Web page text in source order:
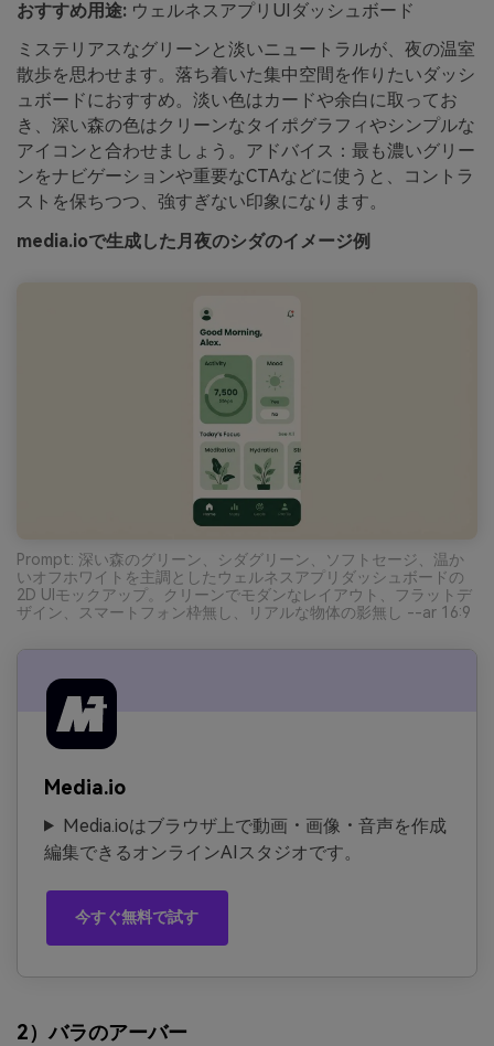
おすすめ用途: ウェルネスアプリUIダッシュボード
ミステリアスなグリーンと淡いニュートラルが、夜の温室
散歩を思わせます。落ち着いた集中空間を作りたいダッシ
ュボードにおすすめ。淡い色はカードや余白に取ってお
き、深い森の色はクリーンなタイポグラフィやシンプルな
アイコンと合わせましょう。アドバイス：最も濃いグリー
ンをナビゲーションや重要なCTAなどに使うと、コントラ
ストを保ちつつ、強すぎない印象になります。
media.ioで生成した月夜のシダのイメージ例
Prompt: 深い森のグリーン、シダグリーン、ソフトセージ、温か
いオフホワイトを主調としたウェルネスアプリダッシュボードの
2D UIモックアップ。クリーンでモダンなレイアウト、フラットデ
ザイン、スマートフォン枠無し、リアルな物体の影無し --ar 16:9
Media.io
Media.ioはブラウザ上で動画・画像・音声を作成
編集できるオンラインAIスタジオです。
今すぐ無料で試す
2）バラのアーバー